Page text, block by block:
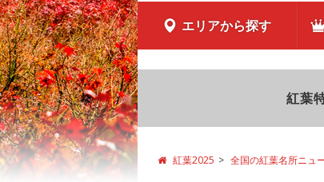
エリアから探す
紅葉
紅葉2025 全国の紅葉名所ニュ